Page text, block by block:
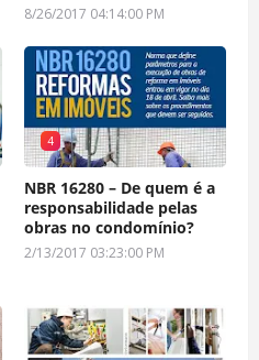
8/26/2017 04:14:00 PM
4
NBR 16280 – De quem é a
responsabilidade pelas
obras no condomínio?
2/13/2017 03:23:00 PM